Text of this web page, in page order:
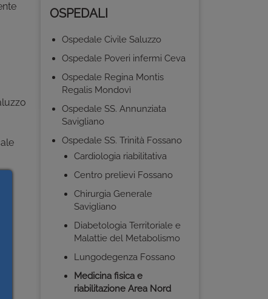
OSPEDALI
Ospedale Civile Saluzzo
Ospedale Poveri infermi Ceva
Ospedale Regina Montis
Regalis Mondovì
Ospedale SS. Annunziata
Savigliano
Ospedale SS. Trinità Fossano
Cardiologia riabilitativa
Centro prelievi Fossano
Chirurgia Generale
Savigliano
Diabetologia Territoriale e
Malattie del Metabolismo
Lungodegenza Fossano
Medicina fisica e
riabilitazione Area Nord